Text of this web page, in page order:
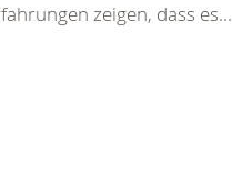
zeigen, dass es...